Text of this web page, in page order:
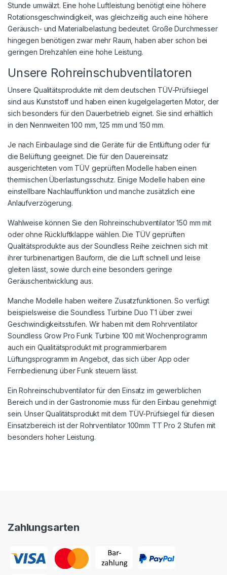
Stunde umwälzt. Eine hohe Luftleistung benötigt eine höhere
Rotationsgeschwindigkeit, was gleichzeitig auch eine höhere
Geräusch- und Materialbelastung bedeutet. Große Durchmesser
hingegen benötigen zwar mehr Raum, haben aber schon bei
geringen Drehzahlen eine hohe Leistung.
Unsere Rohreinschubventilatoren
Unsere Qualitätsprodukte mit dem deutschen TÜV-Prüfsiegel
sind aus Kunststoff und haben einen kugelgelagerten Motor, der
sich besonders für den Dauerbetrieb eignet. Sie sind erhältlich
in den Nennweiten 100 mm, 125 mm und 150 mm.
Je nach Einbaulage sind die Geräte für die Entlüftung oder für
die Belüftung geeignet. Die für den Dauereinsatz
ausgerichteten vom TÜV geprüften Modelle haben einen
thermischen Überlastungsschutz. Einige Modelle haben eine
einstellbare Nachlauffunktion und manche zusätzlich eine
Anlaufverzögerung.
Wahlweise können Sie den Rohreinschubventilator 150 mm mit
oder ohne Rückluftklappe wählen. Die TÜV geprüften
Qualitätsprodukte aus der Soundless Reihe zeichnen sich mit
ihrer turbinenartigen Bauform, die die Luft schnell und leise
gleiten lässt, sowie durch eine besonders geringe
Geräuschentwicklung aus.
Manche Modelle haben weitere Zusatzfunktionen. So verfügt
beispielsweise die Soundless Turbine Duo T1 über zwei
Geschwindigkeitsstufen. Wir haben mit dem Rohrventilator
Soundless Grow Pro Funk Turbine 100 mit Wochenprogramm
auch ein Qualitätsprodukt mit programmierbarem
Lüftungsprogramm im Angebot, das sich über App oder
Fernbedienung über Funk steuern lässt.
Ein Rohreinschubventilator für den Einsatz im gewerblichen
Bereich und in der Gastronomie muss für den Einbau genehmigt
sein. Unser Qualitätsprodukt mit dem TÜV-Prüfsiegel für diesen
Einsatzbereich ist der Rohrventilator 100mm TT Pro 2 Stufen mit
besonders hoher Leistung.
Zahlungsarten